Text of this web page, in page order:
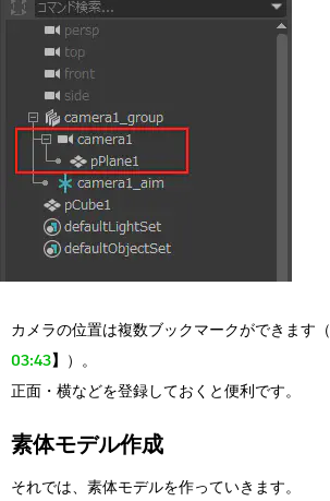
カメラの位置は複数ブックマークができます（
03:43】 ）。
正面・横などを登録しておくと便利です。
素体モデル作成
それでは、素体モデルを作っていきます。